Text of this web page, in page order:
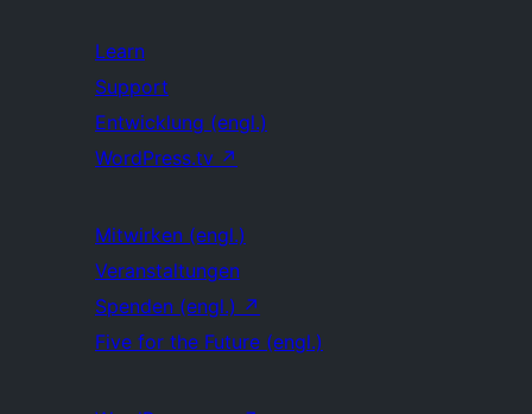
Learn
Support
Entwicklung (engl.)
WordPress.tv ↗
Mitwirken (engl.)
Veranstaltungen
Spenden (engl.) ↗
Five for the Future (engl.)